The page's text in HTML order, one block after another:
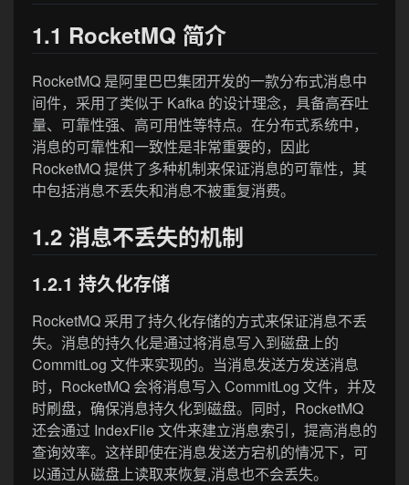
1.1 RocketMQ 简介
RocketMQ 是阿里巴巴集团开发的一款分布式消息中
间件，采用了类似于 Kafka 的设计理念，具备高吞吐
量、可靠性强、高可用性等特点。在分布式系统中，
消息的可靠性和一致性是非常重要的，因此
RocketMQ 提供了多种机制来保证消息的可靠性，其
中包括消息不丢失和消息不被重复消费。
1.2 消息不丢失的机制
1.2.1 持久化存储
RocketMQ 采用了持久化存储的方式来保证消息不丢
失。消息的持久化是通过将消息写入到磁盘上的
CommitLog 文件来实现的。当消息发送方发送消息
时，RocketMQ 会将消息写入 CommitLog 文件，并及
时刷盘，确保消息持久化到磁盘。同时，RocketMQ
还会通过 IndexFile 文件来建立消息索引，提高消息的
查询效率。这样即使在消息发送方宕机的情况下，可
以通过从磁盘上读取来恢复,消息也不会丢失。